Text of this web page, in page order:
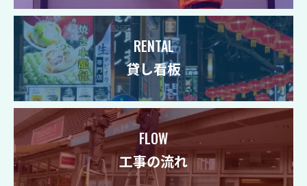
RENTAL
貸し看板
FLOW
工事の流れ